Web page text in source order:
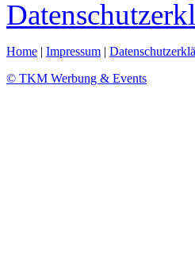
Home | Impressum |
© TKM Werbung & Events